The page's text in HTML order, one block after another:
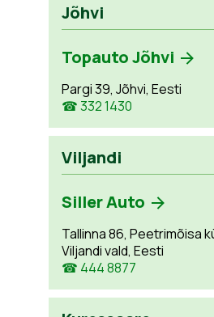
Jõhvi
Topauto Jõhvi
Pargi 39, Jõhvi, Eesti
☎ 332 1430
Viljandi
Siller Auto
Tallinna 86, Peetrimõisa
Viljandi vald, Eesti
☎ 444 8877